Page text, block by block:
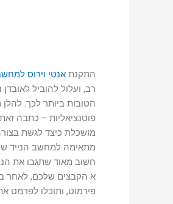
התקנת אנטי וירוס
רב, ועלול להוביל
הטובות ביותר לכך. להלן
פוטנציאליות – כתבה
מושכלת כיצד לגשת
מתאימה למחשב הנייד
חשוב מאוד שתגבו את
א הקבצים שלכם, לאחר
פירמוט, ותוכלו לפרמט